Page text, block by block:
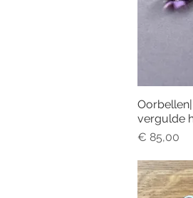
vergulde
Prijs
€ 85,00